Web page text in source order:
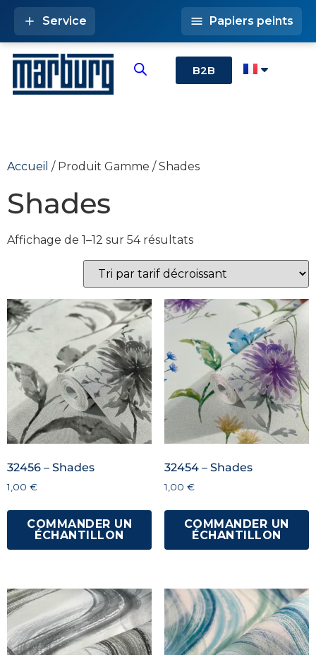
B2B
Service Papiers peints
Accueil / Produit Gamme / Shades
Shades
Affichage de 1–12 sur 54 résultats
32456 – Shades
1,00 €
COMMANDER UN
ÉCHANTILLON
32454 – Shades
1,00 €
COMMANDER UN
ÉCHANTILLON